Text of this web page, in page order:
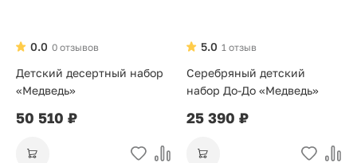
0 отзывов
0.0
Детский десертный набор
«Медведь»
50 510 ₽
1 отзыв
5.0
Серебряный детский
набор До-До «Медведь»
25 390 ₽